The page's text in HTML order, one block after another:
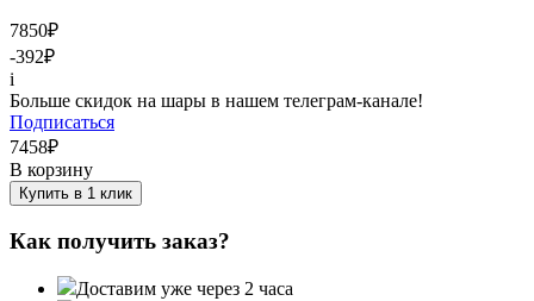
7850₽
-392₽
i
Больше скидок на шары в нашем телеграм-канале!
Подписаться
7458₽
В корзину
Купить в 1 клик
Как получить заказ?
Доставим уже через 2 часа